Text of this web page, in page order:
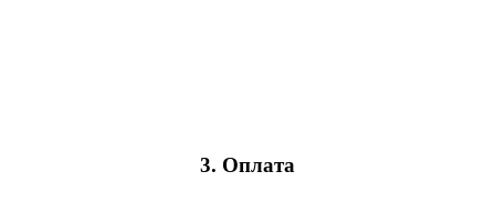
3. Оплата